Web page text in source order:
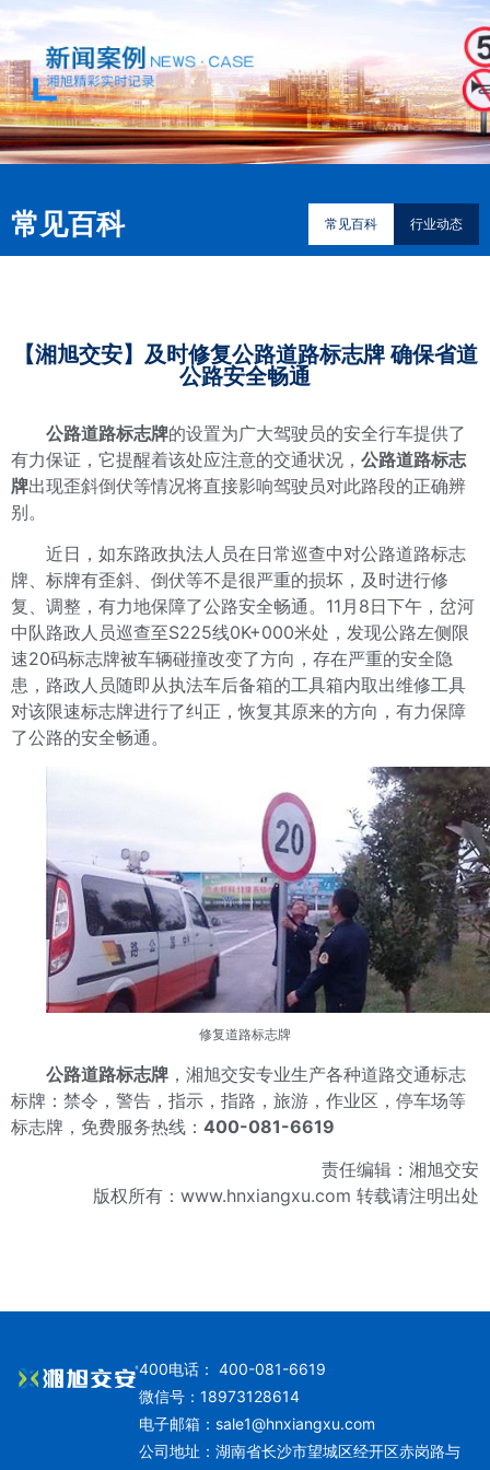
常见百科 常见百科 行业动态
【湘旭交安】及时修复公路道路标志牌 确保省道
公路安全畅通
公路道路标志牌的设置为广大驾驶员的安全行车提供了
有力保证，它提醒着该处应注意的交通状况， 公路道路标志
牌出现歪斜倒伏等情况将直接影响驾驶员对此路段的正确辨
别。
近日，如东路政执法人员在日常巡查中对公路道路标志
牌、标牌有歪斜、倒伏等不是很严重的损坏，及时进行修
复、调整，有力地保障了公路安全畅通。11月8日下午，岔河
中队路政人员巡查至S225线0K+000米处，发现公路左侧限
速20码标志牌被车辆碰撞改变了方向，存在严重的安全隐
患，路政人员随即从执法车后备箱的工具箱内取出维修工具
对该限速标志牌进行了纠正，恢复其原来的方向，有力保障
了公路的安全畅通。
修复道路标志牌
公路道路标志牌 ，湘旭交安专业生产各种道路交通标志
标牌：禁令，警告，指示，指路，旅游，作业区，停车场等
标志牌，免费服务热线： 400-081-6619
责任编辑：湘旭交安
版权所有：www.hnxiangxu.com 转载请注明出处
400电话： 400-081-6619
微信号：18973128614
电子邮箱： sale1@hnxiangxu.com
公司地址：湖南省长沙市望城区经开区赤岗路与